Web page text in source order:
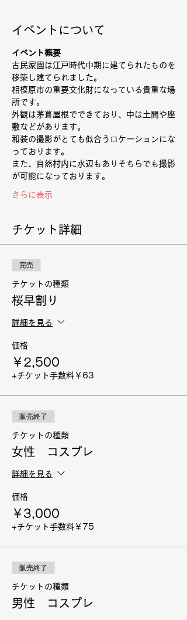
イベントについて
イベント概要
古民家園は江戸時代中期に建てられたものを
移築し建てられました。
相模原市の重要文化財になっている貴重な場
所です。
外観は茅葺屋根でできており、中は土間や座
敷などがあります。
和装の撮影がとても似合うロケーションにな
っております。
また、自然村内に水辺もありそちらでも撮影
が可能になっております。
さらに表示
チケット詳細
完売
チケットの種類
桜早割り
詳細を見る
価格
￥2,500
+チケット手数料￥63
販売終了
チケットの種類
女性 コスプレ
詳細を見る
価格
￥3,000
+チケット手数料￥75
販売終了
チケットの種類
男性 コスプレ